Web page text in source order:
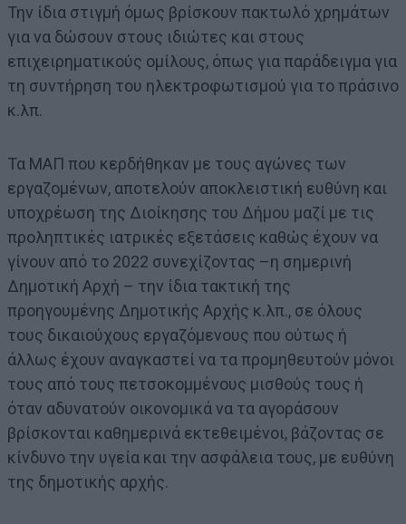
Την ίδια στιγμή όμως βρίσκουν πακτωλό χρημάτων
για να δώσουν στους ιδιώτες και στους
επιχειρηματικούς ομίλους, όπως για παράδειγμα για
τη συντήρηση του ηλεκτροφωτισμού για το πράσινο
κ.λπ.
Τα ΜΑΠ που κερδήθηκαν με τους αγώνες των
εργαζομένων, αποτελούν αποκλειστική ευθύνη και
υποχρέωση της Διοίκησης του Δήμου μαζί με τις
προληπτικές ιατρικές εξετάσεις καθώς έχουν να
γίνουν από το 2022 συνεχίζοντας –η σημερινή
Δημοτική Αρχή – την ίδια τακτική της
προηγουμένης Δημοτικής Αρχής κ.λπ., σε όλους
τους δικαιούχους εργαζόμενους που ούτως ή
άλλως έχουν αναγκαστεί να τα προμηθευτούν μόνοι
τους από τους πετσοκομμένους μισθούς τους ή
όταν αδυνατούν οικονομικά να τα αγοράσουν
βρίσκονται καθημερινά εκτεθειμένοι, βάζοντας σε
κίνδυνο την υγεία και την ασφάλεια τους, με ευθύνη
της δημοτικής αρχής.